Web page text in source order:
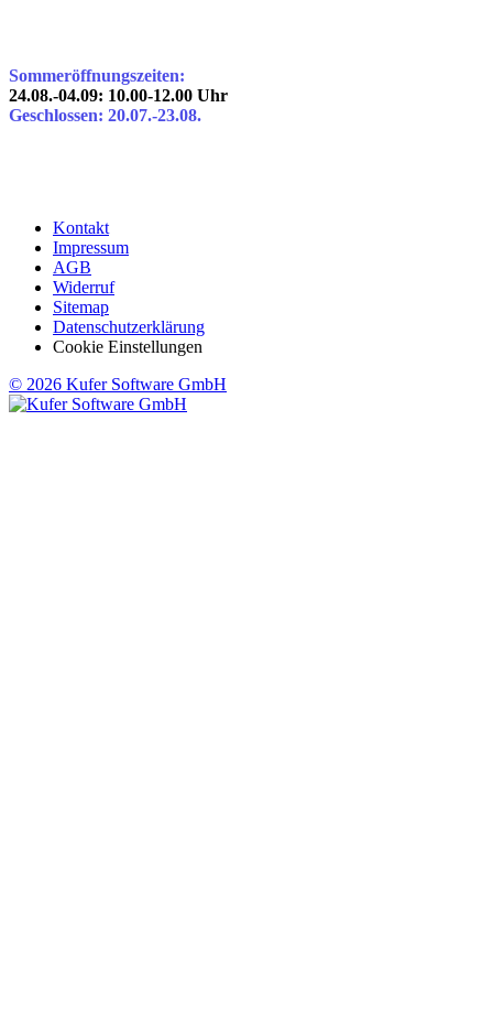
Sommeröffnungszeiten:
24.08.-04.09: 10.00-12.00 Uhr
Geschlossen: 20.07.-23.08.
Kontakt
Impressum
AGB
Widerruf
Sitemap
Datenschutzerklärung
Cookie Einstellungen
© 2026 Kufer Software GmbH